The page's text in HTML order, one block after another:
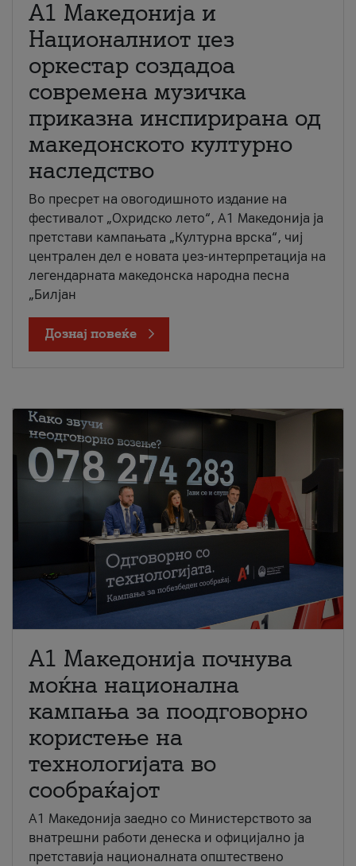
А1 Македонија и
Националниот џез
оркестар создадоа
современа музичка
приказна инспирирана од
македонското културно
наследство
Во пресрет на овогодишното издание на
фестивалот „Охридско лето“, А1 Македонија ја
претстави кампањата „Културна врска“, чиј
централен дел е новата џез-интерпретација на
легендарната македонска народна песна
„Билјан
Дознај повеќе
A1 Македонија почнува
моќна национална
кампања за поодговорно
користење на
технологијата во
сообраќајот
A1 Македонија заедно со Министерството за
внатрешни работи денеска и официјално ја
претставија националната општествено